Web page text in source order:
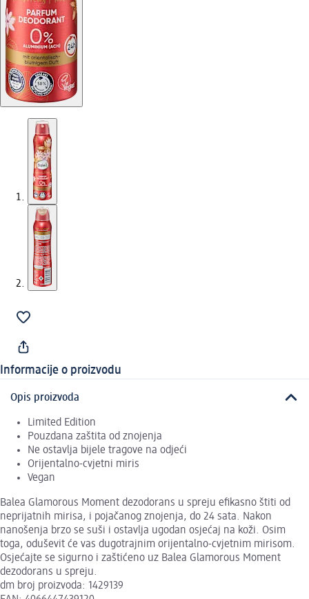
Informacije o proizvodu
Opis proizvoda
Limited Edition
Pouzdana zaštita od znojenja
Ne ostavlja bijele tragove na odjeći
Orijentalno-cvjetni miris
Vegan
Balea Glamorous Moment dezodorans u spreju efikasno štiti od
neprijatnih mirisa, i pojačanog znojenja, do 24 sata. Nakon
nanošenja brzo se suši i ostavlja ugodan osjećaj na koži. Osim
toga, oduševit će vas dugotrajnim orijentalno-cvjetnim mirisom.
Osjećajte se sigurno i zaštićeno uz Balea Glamorous Moment
dezodorans u spreju.
dm broj proizvoda: 1429139